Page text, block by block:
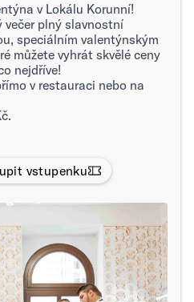
v Lokálu Korunní!
večer plný slavnostní
speciálním valentýnským
můžete vyhrát skvělé ceny
nejdříve!
v restauraci nebo na
vstupenku